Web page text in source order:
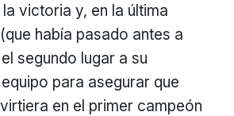
victoria y, en la última
había pasado antes a
segundo lugar a su
para asegurar que
en el primer campeón